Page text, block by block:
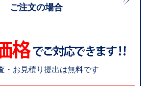
ご注文の場合
・お見積り提出は無料です